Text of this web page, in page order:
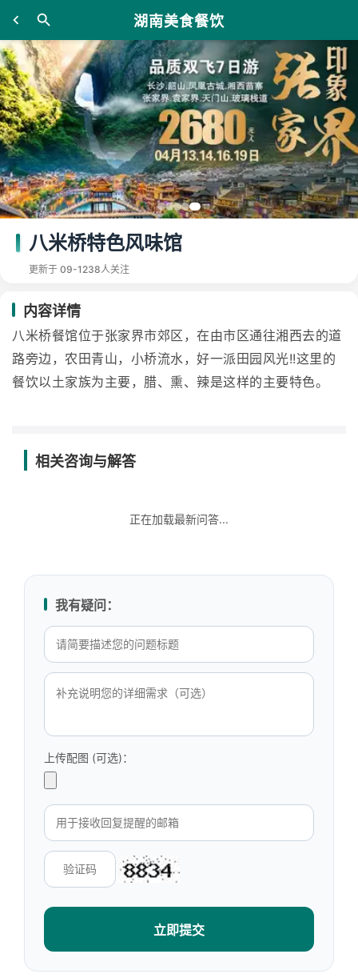
湖南美食餐饮
八米桥特色风味馆
更新于 09-1238人关注
内容详情
八米桥餐馆位于张家界市郊区，在由市区通往湘西去的道
路旁边，农田青山，小桥流水，好一派田园风光!!这里的
餐饮以土家族为主要，腊、熏、辣是这样的主要特色。
相关咨询与解答
正在加载最新问答...
我有疑问：
上传配图 (可选)：
立即提交